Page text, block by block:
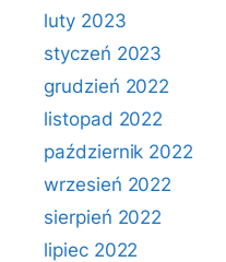
luty 2023
styczeń 2023
grudzień 2022
listopad 2022
październik 2022
wrzesień 2022
sierpień 2022
lipiec 2022